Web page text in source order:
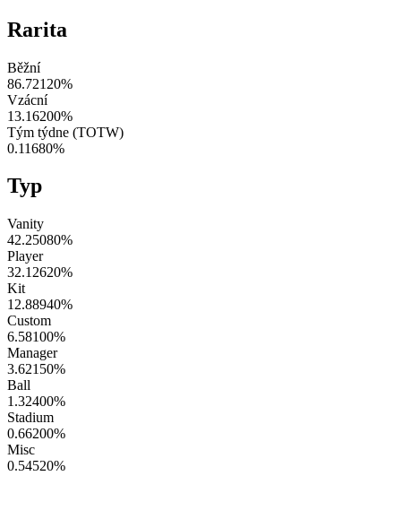
Rarita
Běžní
86.72120%
Vzácní
13.16200%
Tým týdne (TOTW)
0.11680%
Typ
Vanity
42.25080%
Player
32.12620%
Kit
12.88940%
Custom
6.58100%
Manager
3.62150%
Ball
1.32400%
Stadium
0.66200%
Misc
0.54520%